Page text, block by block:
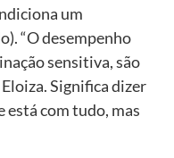
um
“O desempenho
sensitiva, são
Significa dizer
está com tudo, mas